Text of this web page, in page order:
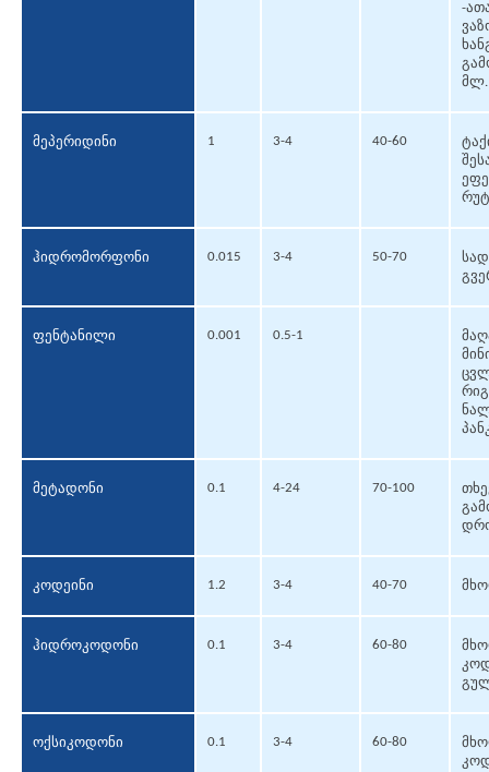
-
მლ.
მეპერიდინი 1 3-4 40-60
ჰიდრომორფონი 0.015 3-4 50-70
ფენტანილი 0.001 0.5-1
მეტადონი 0.1 4-24 70-100
კოდეინი 1.2 3-4 40-70
ჰიდროკოდონი 0.1 3-4 60-80
ოქსიკოდონი 0.1 3-4 60-80